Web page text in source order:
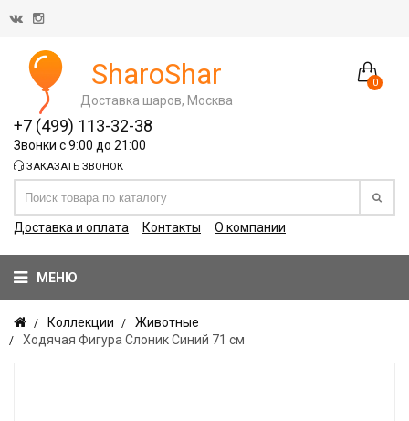
0
SharoShar
Доставка шаров, Москва
+7 (499) 113-32-38
Звонки с 9:00 до 21:00
ЗАКАЗАТЬ ЗВОНОК
Доставка и оплата Контакты О компании
МЕНЮ
Коллекции
Животные
Ходячая Фигура Слоник Синий 71 см